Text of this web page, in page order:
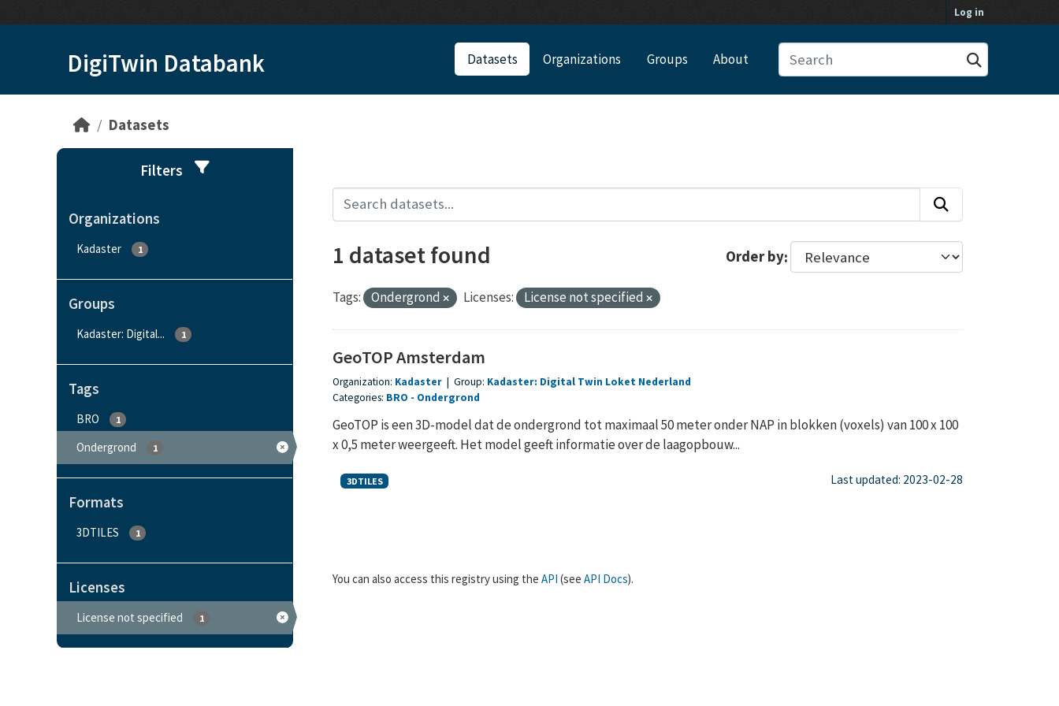
Log in
DigiTwin Databank Datasets Organizations Groups About
Datasets
Filters
Organizations
Kadaster 1
Groups
Kadaster: Digital... 1
Tags
BRO 1
Ondergrond 1
Formats
3DTILES 1
Licenses
License not specified 1
Order by
1 dataset found
Tags: Ondergrond Licenses: License not specified
GeoTOP Amsterdam
Organization: Kadaster | Group: Kadaster: Digital Twin Loket Nederland
Categories: BRO Ondergrond
GeoTOP is een 3D-model dat de ondergrond tot maximaal 50 meter onder NAP in blokken (voxels) van 100 x 100
x 0,5 meter weergeeft. Het model geeft informatie over de laagopbouw...
3DTILES Last updated: 2023-02-28
You can also access this registry using the API (see API Docs).